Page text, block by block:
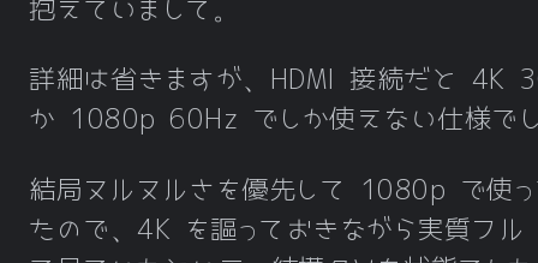
抱えていまして。
詳細は省きますが、HDMI 接続だと 4K
か 1080p 60Hz でしか使えない仕様で
結局ヌルヌルさを優先して 1080p で使
たので、4K を謳っておきながら実質フル